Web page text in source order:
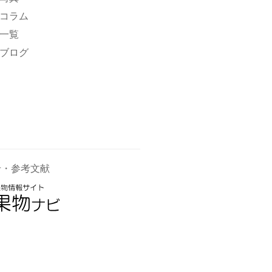
ラム
覧
ログ
参考文献